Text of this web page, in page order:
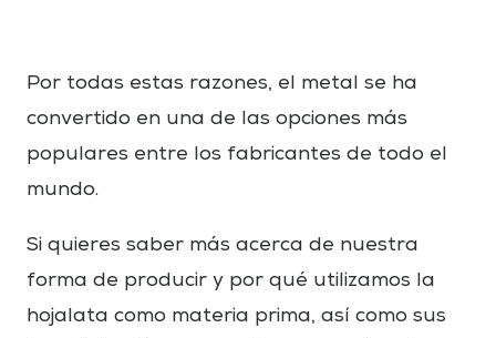
Por todas estas razones, el metal se ha
convertido en una de las opciones más
populares entre los fabricantes de todo el
mundo.
Si quieres saber más acerca de nuestra
forma de producir y por qué utilizamos la
hojalata como materia prima, así como sus